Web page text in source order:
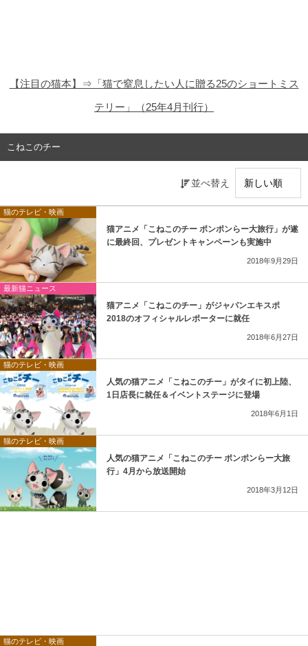
【注目の猫本】⇒「猫で窒息したい人に贈る25のショートミス
テリー」（25年4月刊行）
こねこのチー
並べ替え
猫のテレビ・映画
猫アニメ「こねこのチー ポンポンらー大旅行」が遂
に最終回、プレゼントキャンペーンも実施中
2018年9月29日
最新猫ニュース
猫アニメ「こねこのチー」がジャパンエキスポ
2018のオフィシャルレポーターに就任
2018年6月27日
猫のテレビ・映画
人気の猫アニメ「こねこのチー」がタイに初上陸、
1日店長に就任＆イベントステージに登場
2018年6月1日
猫のテレビ・映画
人気の猫アニメ「こねこのチー ポンポンらー大旅
行」4月から放送開始
2018年3月12日
猫のテレビ・映画
猫の社会問題